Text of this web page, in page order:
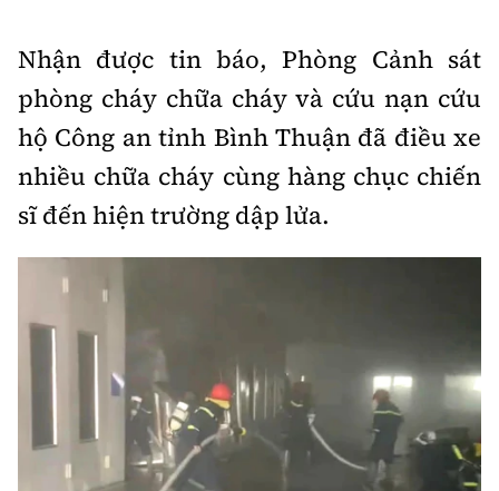
Tổng biên tập:Nguyễn Thị Hồng Nga
Phó Tổng biên tập:Nguyễn Sơn Tùng,
Nguyễn Đức Thắng, La Đức Hùng
Hotline:
0901 514 799
Quảng cáo và Phát hành:
0915 057 282
Cấm sao chép dưới mọi hình thức nếu không có sự
chấp thuận bằng văn bản.
Thông tin tòa
soạn
Nhận được tin báo, Phòng Cảnh sát
phòng cháy chữa cháy và cứu nạn cứu
hộ Công an tỉnh Bình Thuận đã điều xe
nhiều chữa cháy cùng hàng chục chiến
sĩ đến hiện trường dập lửa.